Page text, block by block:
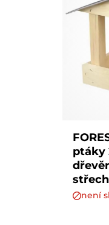
ptáky
není